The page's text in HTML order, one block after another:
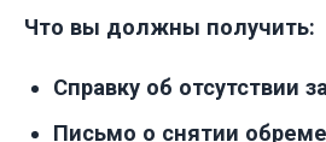
Что вы должны получить:
Справку об отсутствии
Письмо о снятии